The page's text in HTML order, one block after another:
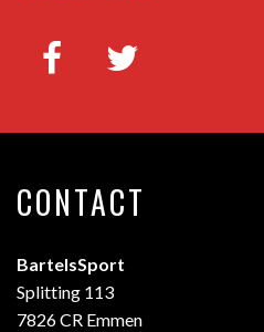
CONTACT
BartelsSport
Splitting 113
7826 CR Emmen